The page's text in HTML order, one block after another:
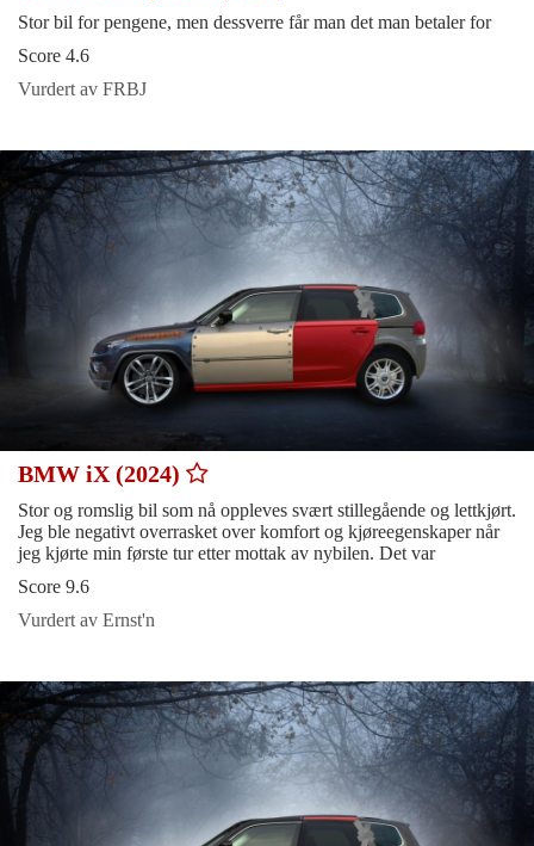
Stor bil for pengene, men dessverre får man det man betaler for
Score 4.6
Vurdert av FRBJ
BMW iX (2024)
Stor og romslig bil som nå oppleves svært stillegående og lettkjørt.
Jeg ble negativt overrasket over komfort og kjøreegenskaper når
jeg kjørte min første tur etter mottak av nybilen. Det var
Score 9.6
Vurdert av Ernst'n